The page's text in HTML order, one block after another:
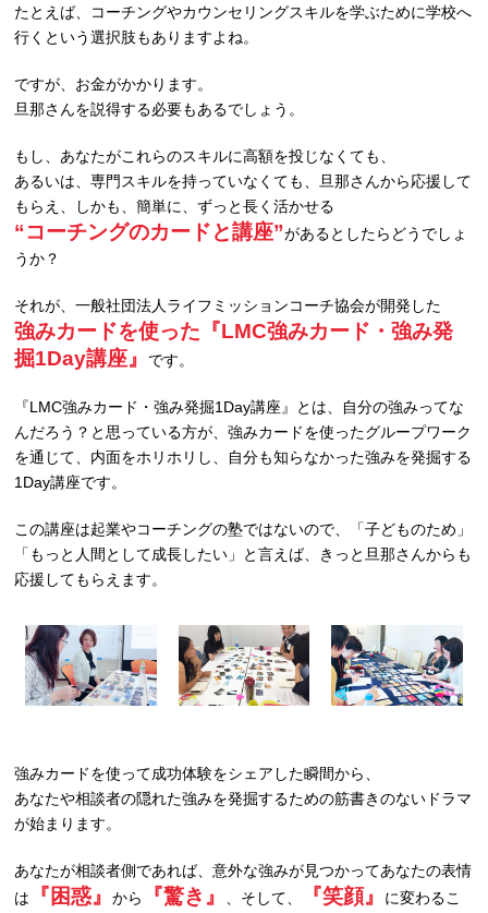
たとえば、コーチングやカウンセリングスキルを学ぶために学校へ
行くという選択肢もありますよね。
ですが、お金がかかります。
旦那さんを説得する必要もあるでしょう。
もし、あなたがこれらのスキルに高額を投じなくても、
あるいは、専門スキルを持っていなくても、旦那さんから応援して
もらえ、しかも、簡単に、ずっと長く活かせる
“コーチングのカードと講座”があるとしたらどうでしょ
うか？
それが、一般社団法人ライフミッションコーチ協会が開発した
強みカードを使った『LMC強みカード・強み発
掘1Day講座』
です。
『LMC強みカード・強み発掘1Day講座』とは、自分の強みってな
んだろう？と思っている方が、強みカードを使ったグループワーク
を通じて、内面をホリホリし、自分も知らなかった強みを発掘する
1Day講座です。
この講座は起業やコーチングの塾ではないので、「子どものため」
「もっと人間として成長したい」と言えば、きっと旦那さんからも
応援してもらえます。
強みカードを使って成功体験をシェアした瞬間から、
あなたや相談者の隠れた強みを発掘するための筋書きのないドラマ
が始まります。
あなたが相談者側であれば、意外な強みが見つかってあなたの表情
は
『困惑』から 『驚き』 、そして、 『笑顔』
に変わるこ